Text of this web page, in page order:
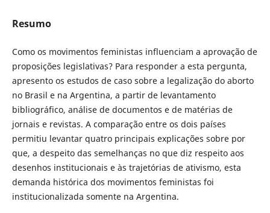
Resumo
Como os movimentos feministas influenciam a aprovação de
proposições legislativas? Para responder a esta pergunta,
apresento os estudos de caso sobre a legalização do aborto
no Brasil e na Argentina, a partir de levantamento
bibliográfico, análise de documentos e de matérias de
jornais e revistas. A comparação entre os dois países
permitiu levantar quatro principais explicações sobre por
que, a despeito das semelhanças no que diz respeito aos
desenhos institucionais e às trajetórias de ativismo, esta
demanda histórica dos movimentos feministas foi
institucionalizada somente na Argentina.